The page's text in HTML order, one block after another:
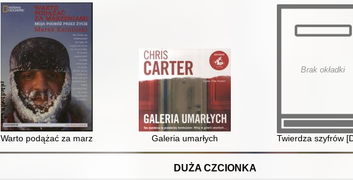
Warto podążać za marzeniami : moja podróż przez życie [Dokument dźwiękowy]
Galeria umarłych
Brak okładki
Twierdza szyfrów
DUŻA CZCIONKA